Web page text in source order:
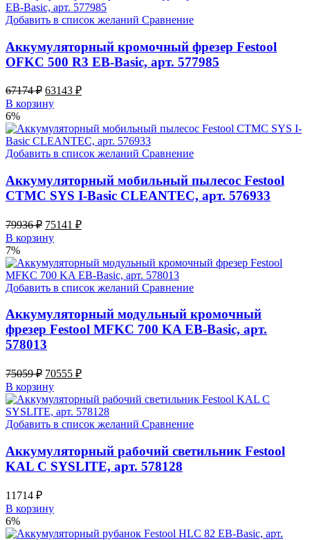
Добавить в список желаний Сравнение
Аккумуляторный кромочный фрезер Festool
OFKC 500 R3 EB-Basic, арт. 577985
67174₽ Original
price
was:
67174 ₽.
63143 ₽Current
63143 ₽.
В корзину
6%
Добавить в список желаний Сравнение
Аккумуляторный мобильный пылесос Festool
CTMC SYS I-Basic CLEANTEC, арт. 576933
79936₽ Original
price
was:
79936 ₽.
75141 ₽Current
75141 ₽.
В корзину
7%
Добавить в список желаний Сравнение
Аккумуляторный модульный кромочный
фрезер Festool MFKC 700 KA EB-Basic, арт.
578013
75059₽ Original
price
was:
75059 ₽.
70555 ₽Current
is:
70555 ₽.
В корзину
Добавить в список желаний Сравнение
Аккумуляторный рабочий светильник Festool
KAL C SYSLITE, арт. 578128
11714 ₽
В корзину
6%